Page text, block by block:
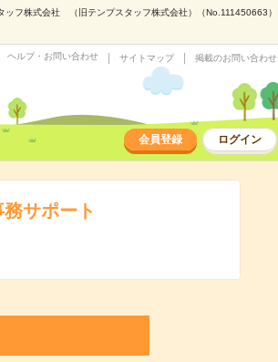
ッフ株式会社 （旧テンプスタッフ株式会社）（No.111450663）
ヘルプ・お問い合わせ サイトマップ 掲載のお問い合わせ
会員登録 ログイン
サポート